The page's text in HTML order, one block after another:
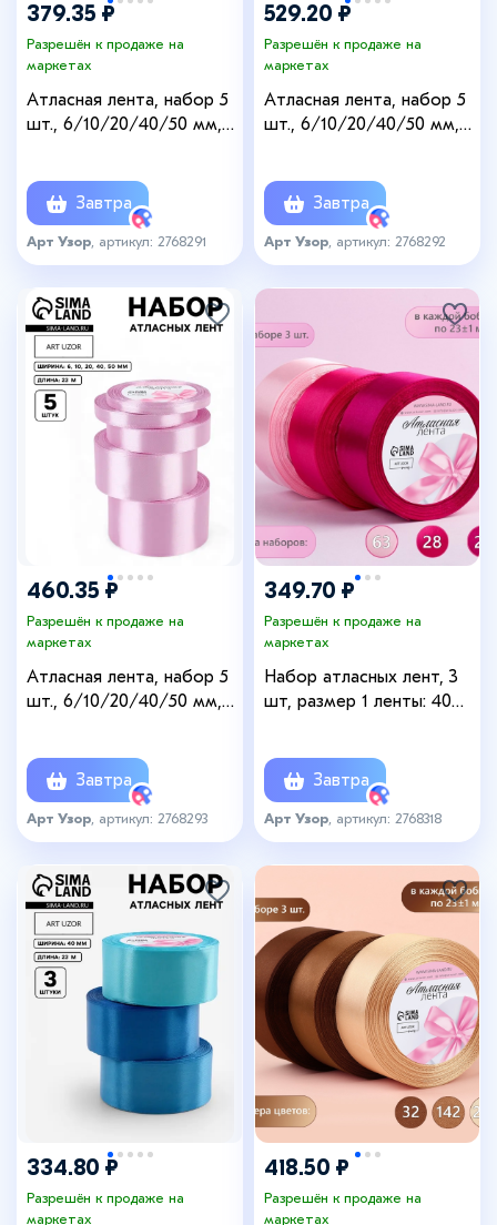
379.35 ₽
Разрешён к продаже на
маркетах
Атласная лента, набор 5
шт., 6/10/20/40/50 мм,
Завтра
Арт Узор , артикул: 2768291
529.20 ₽
Разрешён к продаже на
маркетах
Атласная лента, набор 5
шт., 6/10/20/40/50 мм,
Завтра
Арт Узор , артикул: 2768292
460.35 ₽
Разрешён к продаже на
маркетах
Атласная лента, набор 5
шт., 6/10/20/40/50 мм,
Завтра
Арт Узор , артикул: 2768293
349.70 ₽
Разрешён к продаже на
маркетах
Набор атласных лент, 3
шт, размер 1 ленты: 40
Завтра
Арт Узор , артикул: 2768318
334.80 ₽
Разрешён к продаже на
маркетах
418.50 ₽
Разрешён к продаже на
маркетах